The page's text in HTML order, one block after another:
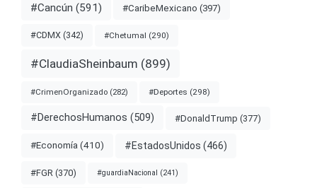
#Cancún (591) #CaribeMexicano (397)
#CDMX (342) #Chetumal (290)
#ClaudiaSheinbaum (899)
#CrimenOrganizado (282) #Deportes (298)
#DerechosHumanos (509) #DonaldTrump (377)
#Economía (410) #EstadosUnidos (466)
#FGR (370) #guardiaNacional (241)